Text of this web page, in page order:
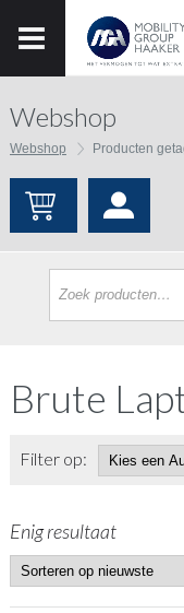
Webshop
Webshop Producten
Brute
Filter op:
Enig resultaat